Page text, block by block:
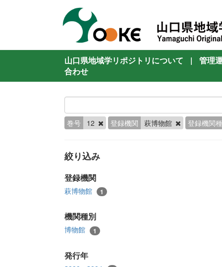
山口県地域学リポジトリについて |
管理
合わせ
巻号 12 登録機関 萩博物館 登録機関
絞り込み
登録機関
萩博物館 1
機関種別
博物館 1
発行年